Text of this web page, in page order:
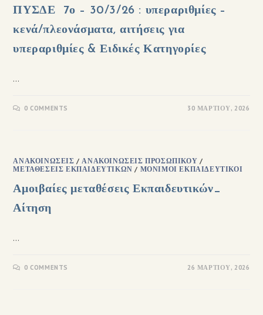
ΠΥΣΔΕ 7ο – 30/3/26 : υπεραριθμίες –
κενά/πλεονάσματα, αιτήσεις για
υπεραριθμίες & Ειδικές Κατηγορίες
…
0 COMMENTS 30 ΜΑΡΤΊΟΥ, 2026
ΑΝΑΚΟΙΝΏΣΕΙΣ /ΑΝΑΚΟΙΝΏΣΕΙΣ ΠΡΟΣΩΠΙΚΟΎ /
ΜΕΤΑΘΈΣΕΙΣ ΕΚΠΑΙΔΕΥΤΙΚΏΝ / ΜΌΝΙΜΟΙ ΕΚΠΑΙΔΕΥΤΙΚΟΊ
Αμοιβαίες μεταθέσεις Εκπαιδευτικών_
Αίτηση
…
0 COMMENTS 26 ΜΑΡΤΊΟΥ, 2026